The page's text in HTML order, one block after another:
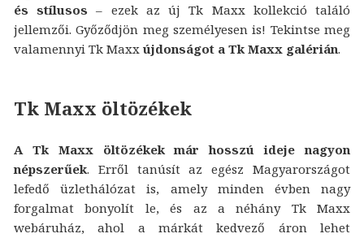
és stílusos – ezek az új Tk Maxx kollekció találó
jellemzői. Győződjön meg személyesen is! Tekintse meg
valamennyi Tk Maxx újdonságot a Tk Maxx galérián.
Tk Maxx öltözékek
A Tk Maxx öltözékek már hosszú ideje nagyon
népszerűek. Erről tanúsít az egész Magyarországot
lefedő üzlethálózat is, amely minden évben nagy
forgalmat bonyolít le, és az a néhány Tk Maxx
webáruház, ahol a márkát kedvező áron lehet